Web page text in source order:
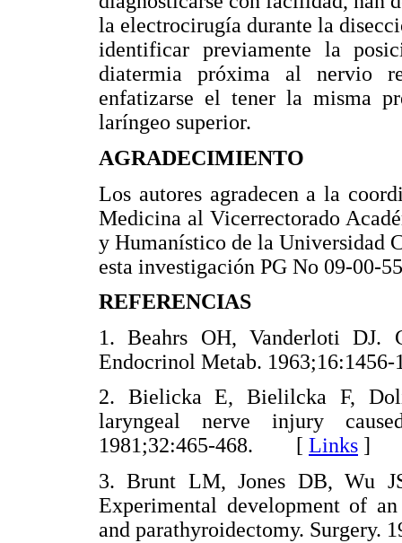
la electrocirugía durante la
identificar previamente la
diatermia próxima al nervio
enfatizarse el tener la misma
laríngeo superior.
AGRADECIMIENTO
Los autores agradecen a la
Medicina al Vicerrectorado
y Humanístico de la Universidad
esta investigación PG No 09-00-
REFERENCIAS
1. Beahrs OH, Vanderloti DJ.
Endocrinol Metab.
2. Bielicka E, Bielilcka F,
laryngeal nerve injury
1981;32:465-468. [ Links ]
3. Brunt LM, Jones DB, Wu
Experimental development of
and parathyroidectomy.